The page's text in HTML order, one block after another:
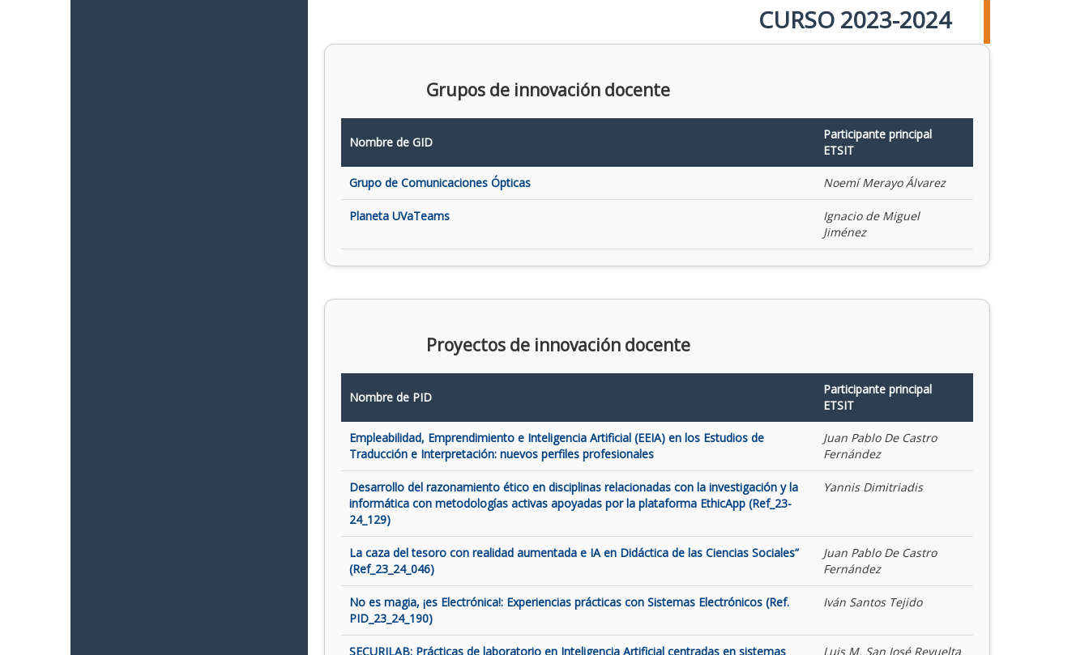
CURSO 2023-2024
Grupos de innovación docente
Nombre de GID
Participante principal
ETSIT
Grupo de Comunicaciones Ópticas Noemí Merayo Álvarez
Planeta UVaTeams
Ignacio de Miguel
Jiménez
Proyectos de innovación docente
Nombre de PID
Participante principal
ETSIT
Empleabilidad, Emprendimiento e Inteligencia Artificial (EEIA) en los Estudios de
Traducción e Interpretación: nuevos perfiles profesionales
Juan Pablo De Castro
Fernández
Desarrollo del razonamiento ético en disciplinas relacionadas con la investigación y la
informática con metodologías activas apoyadas por la plataforma EthicApp (Ref_23-
24_129)
Yannis Dimitriadis
La caza del tesoro con realidad aumentada e IA en Didáctica de las Ciencias Sociales”
(Ref_23_24_046)
Juan Pablo De Castro
Fernández
No es magia, ¡es Electrónica!: Experiencias prácticas con Sistemas Electrónicos (Ref.
PID_23_24_190)
Iván Santos Tejido
SECURILAB: Prácticas de laboratorio en Inteligencia Artificial centradas en sistemas Luis M. San José Revuelta